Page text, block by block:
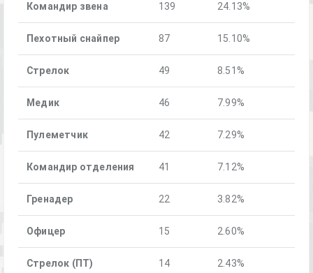
Командир звена 139 24.13%
Пехотный снайпер 87 15.10%
Стрелок 49 8.51%
Медик 46 7.99%
Пулеметчик 42 7.29%
Командир отделения 41 7.12%
Гренадер 22 3.82%
Офицер 15 2.60%
Стрелок (ПТ) 14 2.43%